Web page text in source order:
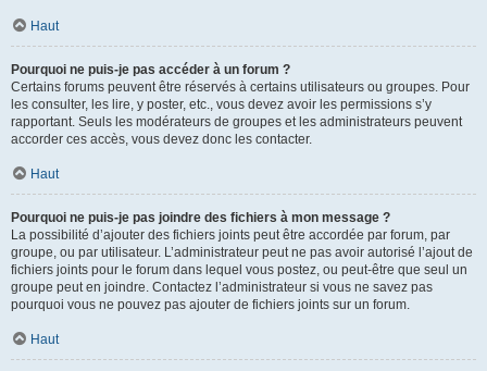
Haut
Pourquoi ne puis-je pas accéder à un forum ?
Certains forums peuvent être réservés à certains utilisateurs ou groupes. Pour
les consulter, les lire, y poster, etc., vous devez avoir les permissions s’y
rapportant. Seuls les modérateurs de groupes et les administrateurs peuvent
accorder ces accès, vous devez donc les contacter.
Haut
Pourquoi ne puis-je pas joindre des fichiers à mon message ?
La possibilité d’ajouter des fichiers joints peut être accordée par forum, par
groupe, ou par utilisateur. L’administrateur peut ne pas avoir autorisé l’ajout de
fichiers joints pour le forum dans lequel vous postez, ou peut-être que seul un
groupe peut en joindre. Contactez l’administrateur si vous ne savez pas
pourquoi vous ne pouvez pas ajouter de fichiers joints sur un forum.
Haut